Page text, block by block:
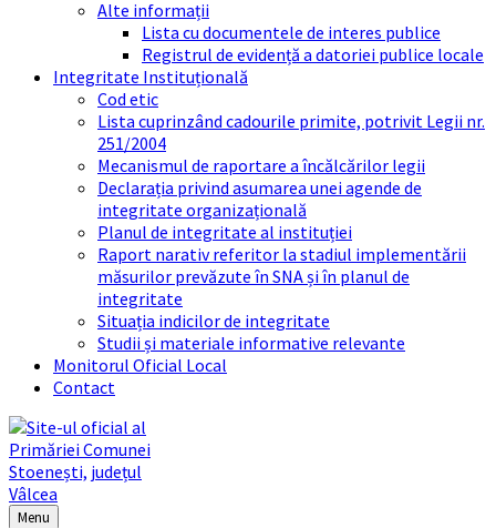
Alte informații
Lista cu documentele de interes publice
Registrul de evidență a datoriei publice locale
Integritate Instituțională
Cod etic
Lista cuprinzând cadourile primite, potrivit Legii nr.
251/2004
Mecanismul de raportare a încălcărilor legii
Declarația privind asumarea unei agende de
integritate organizațională
Planul de integritate al instituției
Raport narativ referitor la stadiul implementării
măsurilor prevăzute în SNA și în planul de
integritate
Situația indicilor de integritate
Studii și materiale informative relevante
Monitorul Oficial Local
Contact
Menu